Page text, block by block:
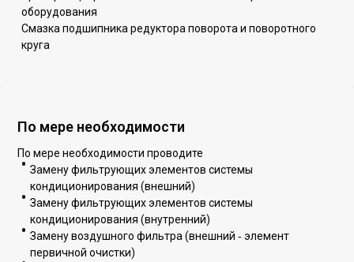
оборудования
Смазка подшипника редуктора поворота и поворотного
круга
По мере необходимости
По мере необходимости проводите
Замену фильтрующих элементов системы
кондиционирования (внешний)
Замену фильтрующих элементов системы
кондиционирования (внутренний)
Замену воздушного фильтра (внешний ‐ элемент
первичной очистки)